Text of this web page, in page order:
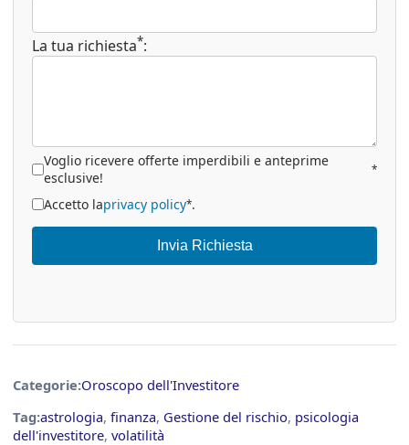
La tua richiesta*:
Voglio ricevere offerte imperdibili e anteprime
esclusive!
*
Accetto laprivacy policy*.
Invia Richiesta
Categorie:Oroscopo dell'Investitore
Tag:astrologia, finanza, Gestione del rischio, psicologia
dell'investitore, volatilità